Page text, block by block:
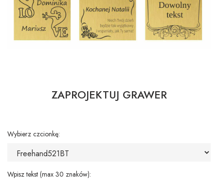
ZAPROJEKTUJ GRAWER
Wybierz czcionkę:
Wpisz tekst (max 30 znaków):